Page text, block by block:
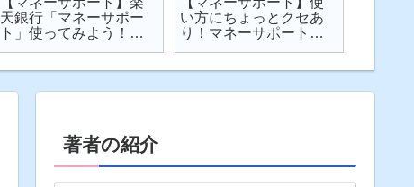
天銀行「マネーサポー
ト」使ってみよう！
い方にちょっとクセあ
り！マネーサポートの
著者の紹介